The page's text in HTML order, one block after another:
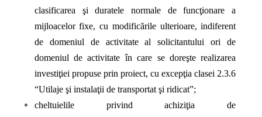
clasificarea şi duratele normale de funcţionare a
mijloacelor fixe, cu modificările ulterioare, indiferent
de domeniul de activitate al solicitantului ori de
domeniul de activitate în care se doreşte realizarea
investiţiei propuse prin proiect, cu excepţia clasei 2.3.6
“Utilaje şi instalaţii de transportat şi ridicat”;
cheltuielile privind achiziţia de